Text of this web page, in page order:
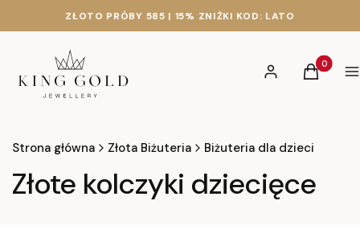
ZŁOTO PRÓBY 585 | 15% ZNIŻKI KOD: LATO
Zaloguj sięProdukty
Koszyk
Strona główna Złota Biżuteria Biżuteria dla dzieci
Złote kolczyki dziecięce